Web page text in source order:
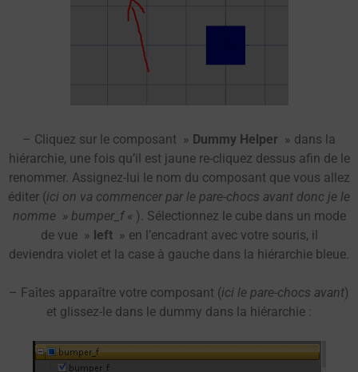
– Cliquez sur le composant » Dummy Helper » dans la
hiérarchie, une fois qu’il est jaune re-cliquez dessus afin de le
renommer. Assignez-lui le nom du composant que vous allez
éditer (ici on va commencer par le pare-chocs avant donc je le
nomme » bumper_f « ). Sélectionnez le cube dans un mode
de vue » left» en l’encadrant avec votre souris, il
deviendra violet et la case à gauche dans la hiérarchie bleue.
– Faîtes apparaître votre composant (ici le pare-chocs avant)
et glissez-le dans le dummy dans la hiérarchie :